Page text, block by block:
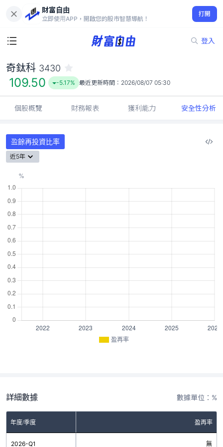
財富自由
立即使用APP，開啟您的股市智慧導航！
打開
登入
109.50
-5.17%
奇鈦科 3430
109.50 -5.17% 最近更新時間： 2026/08/07 05:30
個股概覽 財務報表 獲利能力 安全性分析
盈餘再投資比率
近5年
盈再率
詳細數據 數據單位：%
年度/季度 盈再率
2026-Q1 無